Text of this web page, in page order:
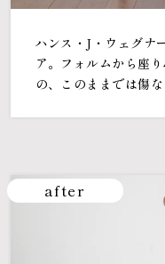
ハンス・J・ウェグナ
ア。フォルムから座
の、このままでは傷
after